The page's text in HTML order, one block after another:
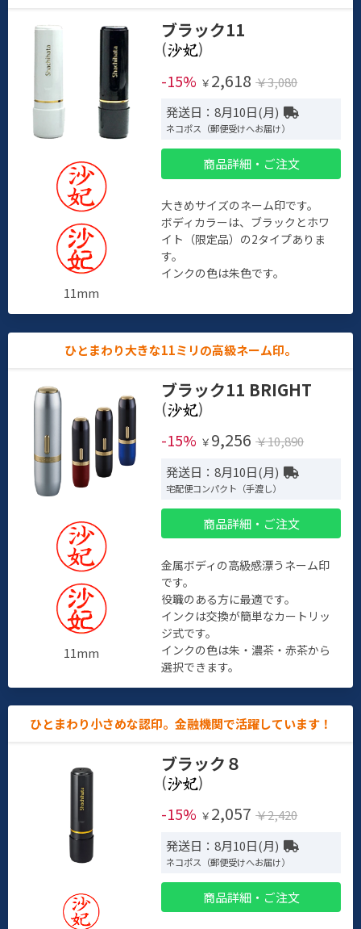
11mm
ブラック11
(
)
-15% ￥ 2,618 ￥3,080
発送日：8月10日(月)
ネコポス（郵便受けへお届け）
商品詳細・ご注文
大きめサイズのネーム印です。
ボディカラーは、ブラックとホワ
イト（限定品）の2タイプありま
す。
インクの色は朱色です。
ひとまわり大きな11ミリの高級ネーム印。
11mm
ブラック11 BRIGHT
(
)
-15% ￥ 9,256 ￥10,890
発送日：8月10日(月)
宅配便コンパクト（手渡し）
商品詳細・ご注文
金属ボディの高級感漂うネーム印
です。
役職のある方に最適です。
インクは交換が簡単なカートリッ
ジ式です。
インクの色は朱・濃茶・赤茶から
選択できます。
ひとまわり小さめな認印。金融機関で活躍しています！
ブラック８
(
)
-15% ￥ 2,057 ￥2,420
発送日：8月10日(月)
ネコポス（郵便受けへお届け）
商品詳細・ご注文